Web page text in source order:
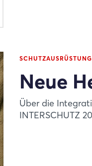
SCHUTZAUSRÜSTUNG
Neue
Über die
INTERSCHUTZ